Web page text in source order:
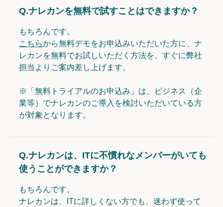
Q.ナレカンを無料で試すことはできますか？
もちろんです。
こちらから無料デモをお申込みいただいた方に、ナ
レカンを無料でお試しいただく方法を、すぐに弊社
担当よりご案内差し上げます。
※「無料トライアルのお申込み」は、ビジネス（企
業等）でナレカンのご導入を検討いただいている方
が対象となります。
Q.ナレカンは、ITに不慣れなメンバーがいても
使うことができますか？
もちろんです。
ナレカンは、ITに詳しくない方でも、迷わず使って